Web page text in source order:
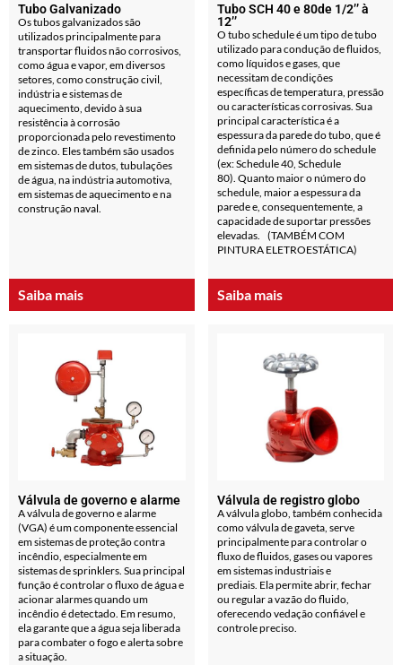
Tubo Galvanizado
Os tubos galvanizados são
utilizados principalmente para
transportar fluidos não corrosivos,
como água e vapor, em diversos
setores, como construção civil,
indústria e sistemas de
aquecimento, devido à sua
resistência à corrosão
proporcionada pelo revestimento
de zinco. Eles também são usados
em sistemas de dutos, tubulações
de água, na indústria automotiva,
em sistemas de aquecimento e na
construção naval.
Saiba mais
Tubo SCH 40 e 80de 1/2’’ à
12’’
O tubo schedule é um tipo de tubo
utilizado para condução de fluidos,
como líquidos e gases, que
necessitam de condições
específicas de temperatura, pressão
ou características corrosivas. Sua
principal característica é a
espessura da parede do tubo, que é
definida pelo número do schedule
(ex: Schedule 40, Schedule
80). Quanto maior o número do
schedule, maior a espessura da
parede e, consequentemente, a
capacidade de suportar pressões
elevadas. (TAMBÉM COM
PINTURA ELETROESTÁTICA)
Saiba mais
Válvula de governo e alarme
A válvula de governo e alarme
(VGA) é um componente essencial
em sistemas de proteção contra
incêndio, especialmente em
sistemas de sprinklers. Sua principal
função é controlar o fluxo de água e
acionar alarmes quando um
incêndio é detectado. Em resumo,
ela garante que a água seja liberada
para combater o fogo e alerta sobre
a situação.
Válvula de registro globo
A válvula globo, também conhecida
como válvula de gaveta, serve
principalmente para controlar o
fluxo de fluidos, gases ou vapores
em sistemas industriais e
prediais. Ela permite abrir, fechar
ou regular a vazão do fluido,
oferecendo vedação confiável e
controle preciso.